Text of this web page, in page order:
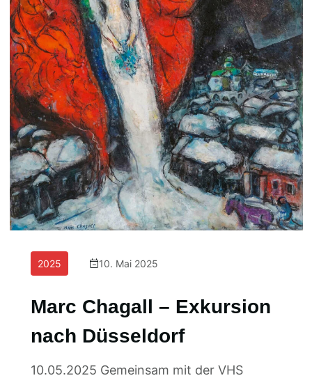
2025 10. Mai 2025
Marc Chagall – Exkursion
nach Düsseldorf
10.05.2025 Gemeinsam mit der VHS